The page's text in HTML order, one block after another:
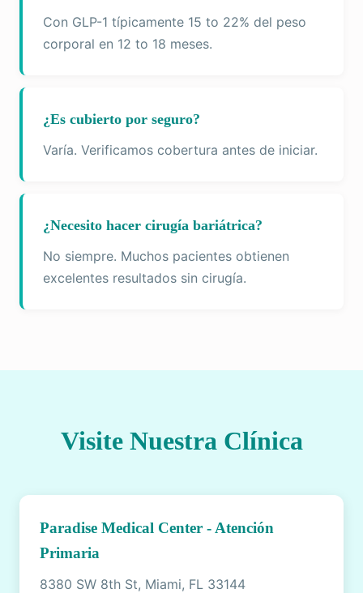
Con GLP-1 típicamente 15 to 22% del peso
corporal en 12 to 18 meses.
¿Es cubierto por seguro?
Varía. Verificamos cobertura antes de iniciar.
¿Necesito hacer cirugía bariátrica?
No siempre. Muchos pacientes obtienen
excelentes resultados sin cirugía.
Visite Nuestra Clínica
Paradise Medical Center - Atención
Primaria
8380 SW 8th St, Miami, FL 33144